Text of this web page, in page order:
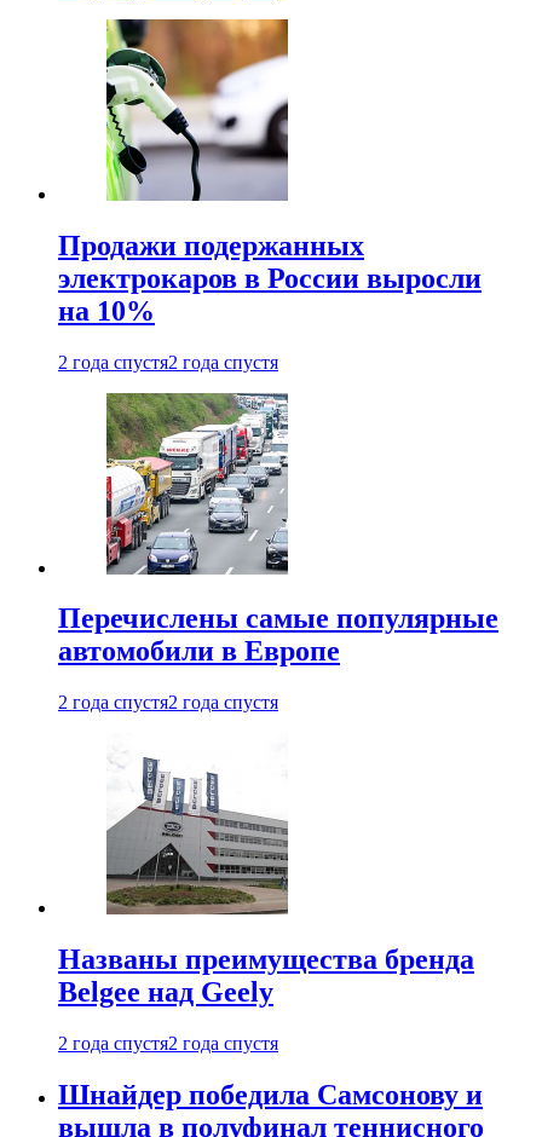
Продажи подержанных
электрокаров в России выросли
на 10%
2 года спустя2 года спустя
Перечислены самые популярные
автомобили в Европе
2 года спустя2 года спустя
Названы преимущества бренда
Belgee над Geely
2 года спустя2 года спустя
Шнайдер победила Самсонову и
вышла в полуфинал теннисного